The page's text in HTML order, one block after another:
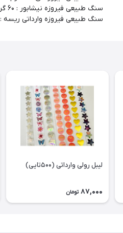
سنگ طبیعی فیروزه نیشابور : ۶۰ گرم
سنگ طبیعی فیروزه وارداتی ریسه : ۵۰ گرم
لیبل رولی وارداتی (۵۰۰تایی)
87,000 تومان